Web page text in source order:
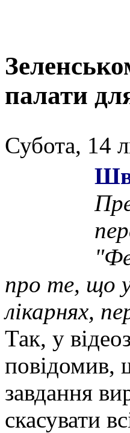
палати
Субота, 14
про те, що у
лікарнях,
Так, у
повідомив,
завдання
скасувати